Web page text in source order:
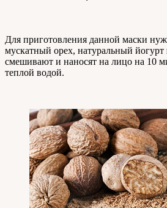
Для приготовления данной маски
мускатный орех, натуральный
смешивают и наносят на лицо на 10
теплой водой.